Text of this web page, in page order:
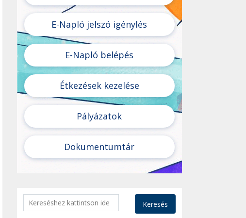
E-Napló jelszó igénylés
E-Napló belépés
Étkezések kezelése
Pályázatok
Dokumentumtár
Keresés